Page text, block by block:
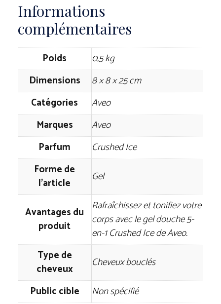
Informations
complémentaires
Poids
0,5 kg
Dimensions
8 × 8 × 25 cm
Catégories
Aveo
Marques
Aveo
Parfum
Crushed Ice
Forme de
l'article
Gel
Avantages du
produit
Rafraîchissez et tonifiez votre
corps avec le gel douche 5-
en-1 Crushed Ice de Aveo.
Type de
cheveux
Cheveux bouclés
Public cible
Non spécifié